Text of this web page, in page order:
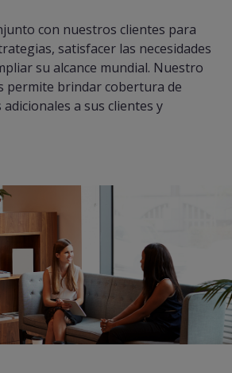
con nuestros clientes para
satisfacer las necesidades
su alcance mundial. Nuestro
permite brindar cobertura de
a sus clientes y